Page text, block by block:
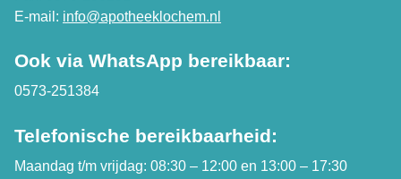
E-mail: info@apotheeklochem.nl
Ook via WhatsApp bereikbaar:
0573-251384
Telefonische bereikbaarheid:
Maandag t/m vrijdag: 08:30 – 12:00 en 13:00 – 17:30